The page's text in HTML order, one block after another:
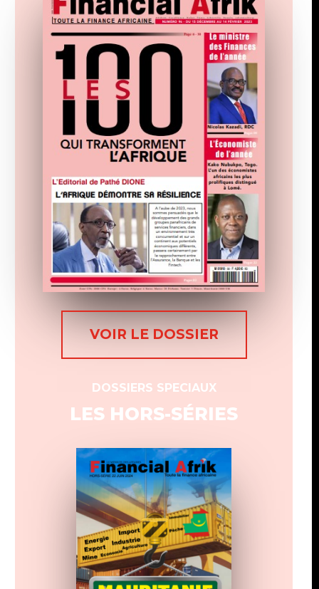
VOIR LE DOSSIER
DOSSIERS SPECIAUX
LES HORS-SÉRIES